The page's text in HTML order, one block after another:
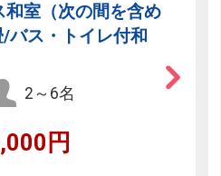
和室（次の間を含め
バス・トイレ付和
2～6名
円